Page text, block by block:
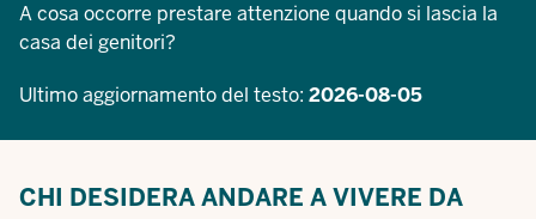
A cosa occorre prestare attenzione quando si lascia la
casa dei genitori?
Ultimo aggiornamento del testo: 2026-08-05
CHI DESIDERA ANDARE A VIVERE DA